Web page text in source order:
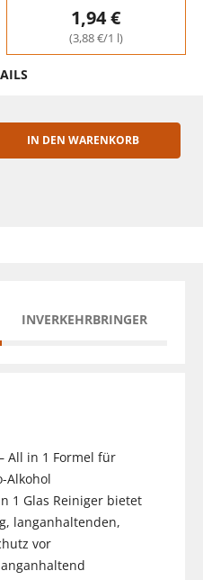
1,94 €
(3,88 €/1 l)
IN DEN WARENKORB
INVERKEHRBRINGER
All in 1 Formel für
Alkohol
1 Glas Reiniger bietet
langanhaltenden,
vor